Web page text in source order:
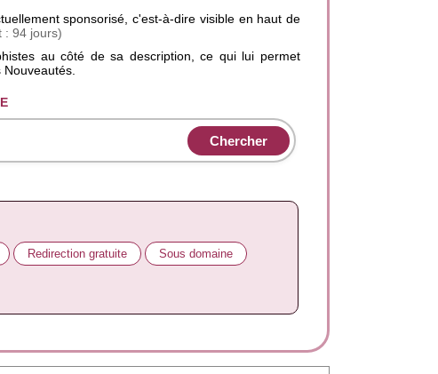
sponsorisé, c'est-à-dire visible en haut de
: 94 jours)
au côté de sa description, ce qui lui permet
Redirection gratuite Sous domaine